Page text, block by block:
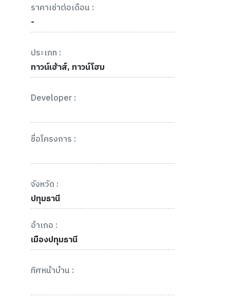
ราคาเช่าต่อเดือน :
-
ประเภท :
ทาวน์เฮ้าส์, ทาวน์โฮม
Developer :
ชื่อโครงการ :
จังหวัด :
ปทุมธานี
อำเภอ :
เมืองปทุมธานี
ทิศหน้าบ้าน :